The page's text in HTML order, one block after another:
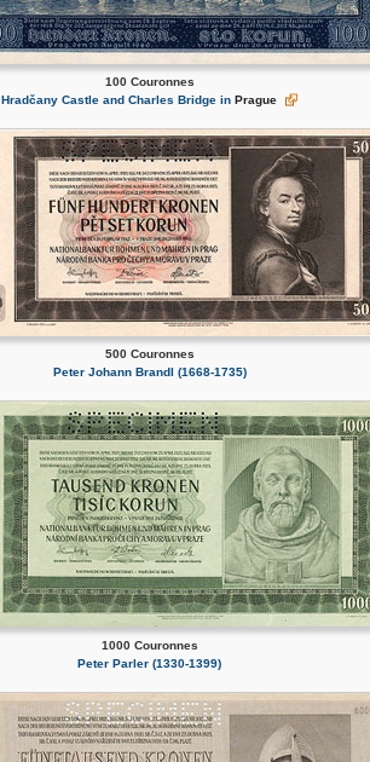
100 Couronnes
Hradčany Castle and Charles Bridge in Prague
500 Couronnes
Peter Johann Brandl (1668-1735)
1000 Couronnes
Peter Parler (1330-1399)